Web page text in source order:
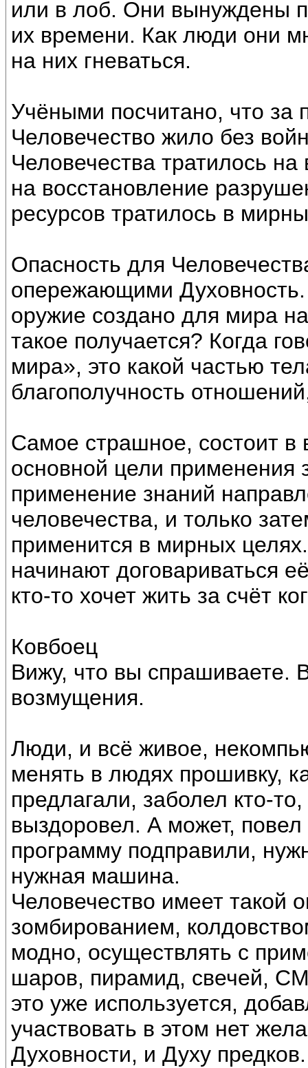
или в лоб. Они вынуждены
их времени. Как люди они
на них гневаться.
Учёными посчитано, что за
Человечество жило без
Человечества тратилось
на восстановление
ресурсов тратилось в
Опасность для
опережающими Духовность.
оружие создано для мира
такое получается? Когда
мира», это какой частью
благополучность
Самое страшное, состоит
основной цели применения
применение знаний
человечества, и только
применится в мирных
начинают договариваться
кто-то хочет жить за счёт
Ковбоец
Вижу, что вы спрашиваете.
возмущения.
Люди, и всё живое,
менять в людях прошивку,
предлагали, заболел кто-
выздоровел. А может, повел
программу подправили,
нужная машина.
Человечество имеет такой
зомбированием,
модно, осуществлять с
шаров, пирамид, свечей,
это уже используется,
участвовать в этом нет
Духовности, и Духу предков.